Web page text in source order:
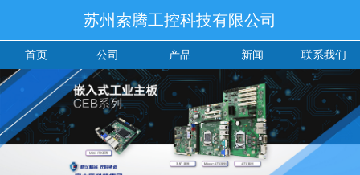
苏州索腾工控科技有限公司
首页 公司 产品 新闻 联系我们